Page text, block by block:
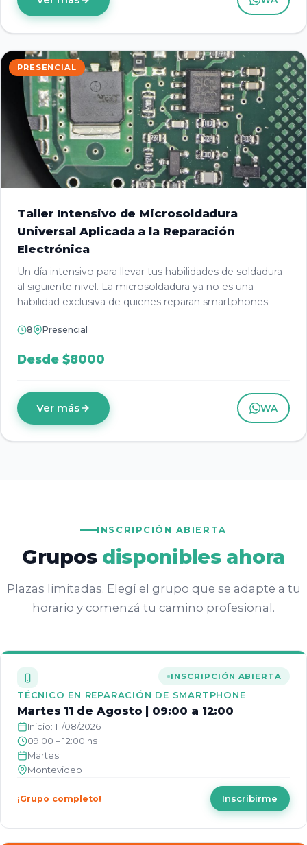
PRESENCIAL
Taller Intensivo de Microsoldadura
Universal Aplicada a la Reparación
Electrónica
Un día intensivo para llevar tus habilidades de soldadura
al siguiente nivel. La microsoldadura ya no es una
habilidad exclusiva de quienes reparan smartphones.
8 Presencial
Desde $8000
Ver más WA
INSCRIPCIÓN ABIERTA
Grupos disponibles ahora
Plazas limitadas. Elegí el grupo que se adapte a tu
horario y comenzá tu camino profesional.
INSCRIPCIÓN ABIERTA
TÉCNICO EN REPARACIÓN DE SMARTPHONE
Martes 11 de Agosto | 09:00 a 12:00
Inicio: 11/08/2026
09:00 – 12:00 hs
Martes
Montevideo
¡Grupo completo! Inscribirme